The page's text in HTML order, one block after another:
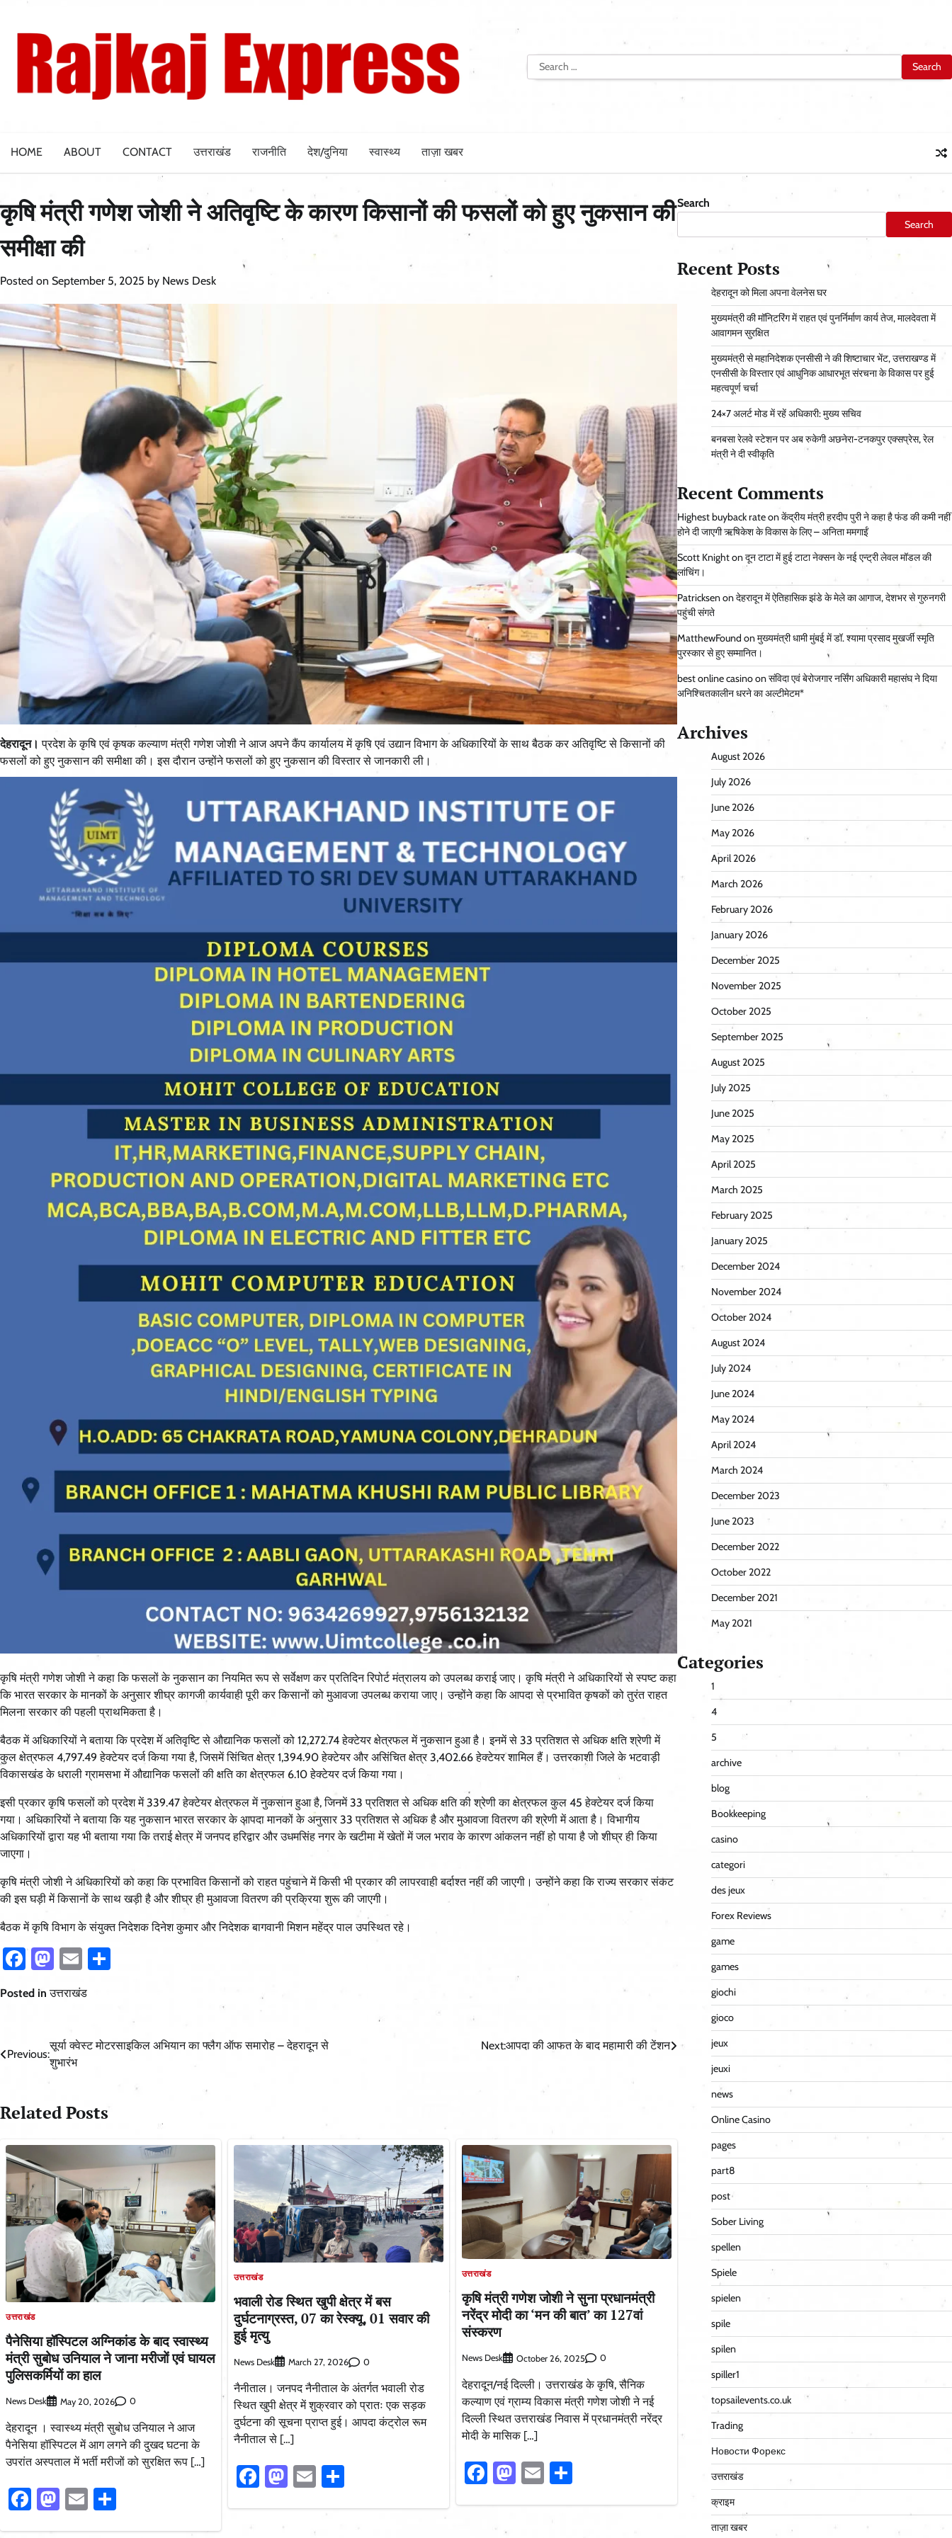
content
Search
for:
HOME ABOUT CONTACT उत्तराखंड राजनीति देश/दुनिया स्वास्थ्य ताज़ा खबर
कृषि मंत्री गणेश जोशी ने अतिवृष्टि के कारण किसानों की फसलों को हुए नुकसान की
समीक्षा की
Posted on September 5, 2025 by News Desk
देहरादून। प्रदेश के कृषि एवं कृषक कल्याण मंत्री गणेश जोशी ने आज अपने कैंप कार्यालय में कृषि एवं उद्यान विभाग के अधिकारियों के साथ बैठक कर अतिवृष्टि से किसानों की
फसलों को हुए नुकसान की समीक्षा की। इस दौरान उन्होंने फसलों को हुए नुकसान की विस्तार से जानकारी ली।
कृषि मंत्री गणेश जोशी ने कहा कि फसलों के नुकसान का नियमित रूप से सर्वेक्षण कर प्रतिदिन रिपोर्ट मंत्रालय को उपलब्ध कराई जाए। कृषि मंत्री ने अधिकारियों से स्पष्ट कहा
कि भारत सरकार के मानकों के अनुसार शीघ्र कागजी कार्यवाही पूरी कर किसानों को मुआवजा उपलब्ध कराया जाए। उन्होंने कहा कि आपदा से प्रभावित कृषकों को तुरंत राहत
मिलना सरकार की पहली प्राथमिकता है।
बैठक में अधिकारियों ने बताया कि प्रदेश में अतिवृष्टि से औद्यानिक फसलों को 12,272.74 हेक्टेयर क्षेत्रफल में नुकसान हुआ है। इनमें से 33 प्रतिशत से अधिक क्षति श्रेणी में
कुल क्षेत्रफल 4,797.49 हेक्टेयर दर्ज किया गया है, जिसमें सिंचित क्षेत्र 1,394.90 हेक्टेयर और असिंचित क्षेत्र 3,402.66 हेक्टेयर शामिल हैं। उत्तरकाशी जिले के भटवाड़ी
विकासखंड के धराली ग्रामसभा में औद्यानिक फसलों की क्षति का क्षेत्रफल 6.10 हेक्टेयर दर्ज किया गया।
इसी प्रकार कृषि फसलों को प्रदेश में 339.47 हेक्टेयर क्षेत्रफल में नुकसान हुआ है, जिनमें 33 प्रतिशत से अधिक क्षति की श्रेणी का क्षेत्रफल कुल 45 हेक्टेयर दर्ज किया
गया। अधिकारियों ने बताया कि यह नुकसान भारत सरकार के आपदा मानकों के अनुसार 33 प्रतिशत से अधिक है और मुआवजा वितरण की श्रेणी में आता है। विभागीय
अधिकारियों द्वारा यह भी बताया गया कि तराई क्षेत्र में जनपद हरिद्वार और उधमसिंह नगर के खटीमा में खेतों में जल भराव के कारण आंकलन नहीं हो पाया है जो शीघ्र ही किया
जाएगा।
कृषि मंत्री जोशी ने अधिकारियों को कहा कि प्रभावित किसानों को राहत पहुंचाने में किसी भी प्रकार की लापरवाही बर्दाश्त नहीं की जाएगी। उन्होंने कहा कि राज्य सरकार संकट
की इस घड़ी में किसानों के साथ खड़ी है और शीघ्र ही मुआवजा वितरण की प्रक्रिया शुरू की जाएगी।
बैठक में कृषि विभाग के संयुक्त निदेशक दिनेश कुमार और निदेशक बागवानी मिशन महेंद्र पाल उपस्थित रहे।
Facebook
Mastodon
Email
Posted inउत्तराखंड
Post
navigation
Previous:
सूर्या क्वेस्ट मोटरसाइकिल अभियान का फ्लैग ऑफ समारोह – देहरादून से
शुभारंभ
Next:आपदा की आफत के बाद महामारी की टेंशन
Related Posts
उत्तराखंड
पैनेसिया हॉस्पिटल अग्निकांड के बाद स्वास्थ्य
मंत्री सुबोध उनियाल ने जाना मरीजों एवं घायल
पुलिसकर्मियों का हाल
News Desk May 20, 2026 0
देहरादून । स्वास्थ्य मंत्री सुबोध उनियाल ने आज
पैनेसिया हॉस्पिटल में आग लगने की दुखद घटना के
उपरांत अस्पताल में भर्ती मरीजों को सुरक्षित रूप […]
Facebook
Mastodon
Email
उत्तराखंड
भवाली रोड स्थित खुपी क्षेत्र में बस
दुर्घटनाग्रस्त, 07 का रेस्क्यू, 01 सवार की
हुई मृत्यु
News Desk March 27, 2026 0
नैनीताल। जनपद नैनीताल के अंतर्गत भवाली रोड
स्थित खुपी क्षेत्र में शुक्रवार को प्रातः एक सड़क
दुर्घटना की सूचना प्राप्त हुई। आपदा कंट्रोल रूम
नैनीताल से […]
Facebook
Mastodon
EmailShare
उत्तराखंड
कृषि मंत्री गणेश जोशी ने सुना प्रधानमंत्री
नरेंद्र मोदी का ‘मन की बात’ का 127वां
संस्करण
News Desk October 26, 2025 0
देहरादून/नई दिल्ली। उत्तराखंड के कृषि, सैनिक
कल्याण एवं ग्राम्य विकास मंत्री गणेश जोशी ने नई
दिल्ली स्थित उत्तराखंड निवास में प्रधानमंत्री नरेंद्र
मोदी के मासिक […]
Facebook
Mastodon
EmailShare
Search
Search
Recent Posts
देहरादून को मिला अपना वेलनेस घर
मुख्यमंत्री की मॉनिटरिंग में राहत एवं पुनर्निर्माण कार्य तेज, मालदेवता में
आवागमन सुरक्षित
मुख्यमंत्री से महानिदेशक एनसीसी ने की शिष्टाचार भेंट, उत्तराखण्ड में
एनसीसी के विस्तार एवं आधुनिक आधारभूत संरचना के विकास पर हुई
महत्वपूर्ण चर्चा
24×7 अलर्ट मोड में रहें अधिकारी: मुख्य सचिव
बनबसा रेलवे स्टेशन पर अब रुकेगी अछनेरा-टनकपुर एक्सप्रेस, रेल
मंत्री ने दी स्वीकृति
Recent Comments
Highest buyback rateonकेंद्रीय मंत्री हरदीप पुरी ने कहा है फंड की कमी नहीं
होने दी जाएगी ऋषिकेश के विकास के लिए – अनिता ममगाईं
Scott Knightonदून टाटा में हुई टाटा नेक्सन के नई एन्ट्री लेवल मॉडल की
लांचिंग।
Patricksenonदेहरादून में ऐतिहासिक झंडे के मेले का आगाज, देशभर से गुरुनगरी
पहुंची संगते
MatthewFound onमुख्यमंत्री धामी मुंबई में डॉ. श्यामा प्रसाद मुखर्जी स्मृति
पुरस्कार से हुए सम्मानित।
best online casinoonसंविदा एवं बेरोजगार नर्सिंग अधिकारी महासंघ ने दिया
अनिश्चितकालीन धरने का अल्टीमेटम*
Archives
August 2026
July 2026
June 2026
May 2026
April 2026
March 2026
February 2026
January 2026
December 2025
November 2025
October 2025
September 2025
August 2025
July 2025
June 2025
May 2025
April 2025
March 2025
February 2025
January 2025
December 2024
November 2024
October 2024
August 2024
July 2024
June 2024
May 2024
April 2024
March 2024
December 2023
June 2023
December 2022
October 2022
December 2021
May 2021
Categories
1
4
5
archive
blog
Bookkeeping
casino
categori
des jeux
Forex Reviews
game
games
giochi
gioco
jeux
jeuxi
news
Online Casino
pages
part8
post
Sober Living
spellen
Spiele
spielen
spile
spilen
spiller1
topsailevents.co.uk
Trading
Новости Форекс
उत्तराखंड
क्राइम
ताज़ा खबर